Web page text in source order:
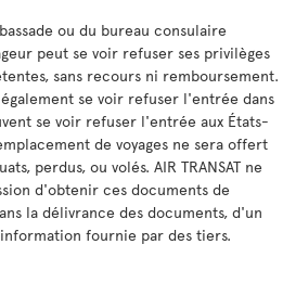
ou du bureau consulaire
peut se voir refuser ses privilèges
sans recours ni remboursement.
se voir refuser l'entrée dans
se voir refuser l'entrée aux États-
de voyages ne sera offert
perdus, ou volés. AIR TRANSAT ne
d'obtenir ces documents de
la délivrance des documents, d'un
fournie par des tiers.